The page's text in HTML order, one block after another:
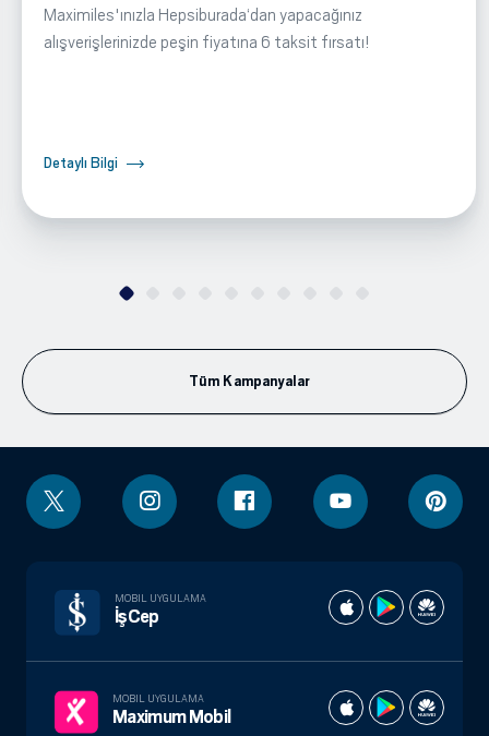
Maximiles'ınızla Hepsiburada‘dan yapacağınız
alışverişlerinizde peşin fiyatına 6 taksit fırsatı!
Detaylı Bilgi
Tüm Kampanyalar
MOBIL UYGULAMA
İşCep
MOBIL UYGULAMA
Maximum Mobil